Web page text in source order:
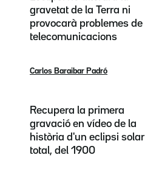
gravetat de la Terra ni
provocarà problemes de
telecomunicacions
Carlos Baraibar Padró
Recupera la primera
gravació en vídeo de la
història d'un eclipsi solar
total, del 1900